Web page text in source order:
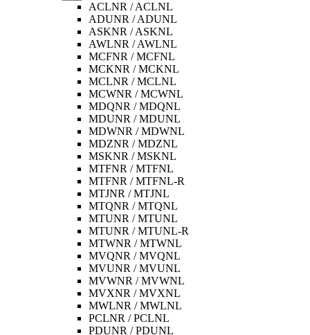
ACLNR / ACLNL
ADUNR / ADUNL
ASKNR / ASKNL
AWLNR / AWLNL
MCFNR / MCFNL
MCKNR / MCKNL
MCLNR / MCLNL
MCWNR / MCWNL
MDQNR / MDQNL
MDUNR / MDUNL
MDWNR / MDWNL
MDZNR / MDZNL
MSKNR / MSKNL
MTFNR / MTFNL
MTFNR / MTFNL-R
MTJNR / MTJNL
MTQNR / MTQNL
MTUNR / MTUNL
MTUNR / MTUNL-R
MTWNR / MTWNL
MVQNR / MVQNL
MVUNR / MVUNL
MVWNR / MVWNL
MVXNR / MVXNL
MWLNR / MWLNL
PCLNR / PCLNL
PDUNR / PDUNL